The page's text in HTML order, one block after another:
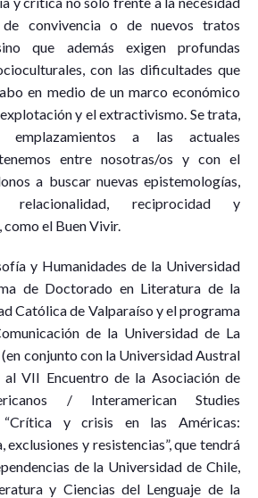
convivencia o de nuevos tratos
que además exigen profundas
con las dificultades que
en medio de un marco económico
y el extractivismo. Se trata,
a las actuales
entre nosotras/os y con el
a buscar nuevas epistemologías,
reciprocidad y
el Buen Vivir.
y Humanidades de la Universidad
de Doctorado en Literatura de la
Católica de Valparaíso y el programa
de la Universidad de La
conjunto con la Universidad Austral
al VII Encuentro de la Asociación de
/ Interamerican Studies
“Crítica y crisis en las Américas:
exclusiones y resistencias”, que tendrá
de la Universidad de Chile,
y Ciencias del Lenguaje de la